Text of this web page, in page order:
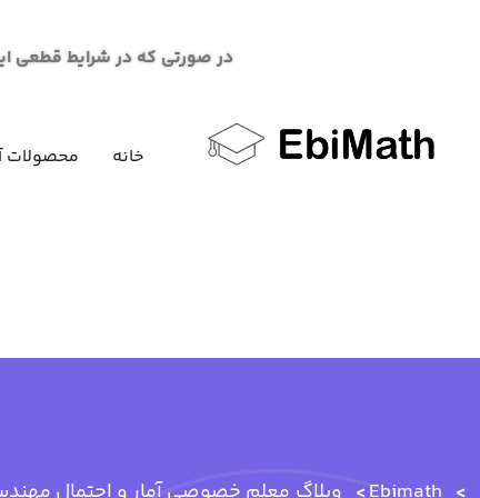
در صورتی که در شرایط قطعی اینترنت در
خانه محصولات